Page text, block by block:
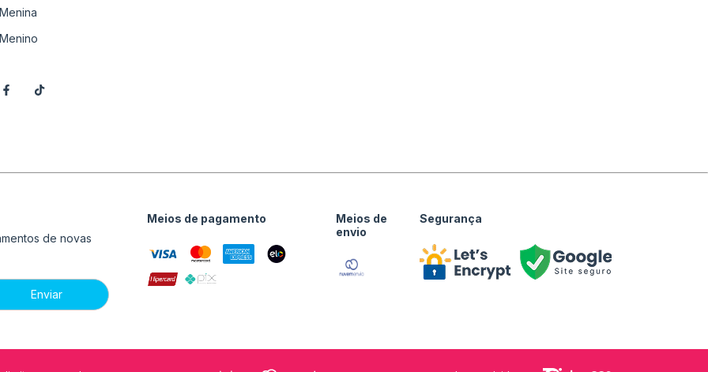
de novas
Meios de pagamento
Meios de
envio
Segurança